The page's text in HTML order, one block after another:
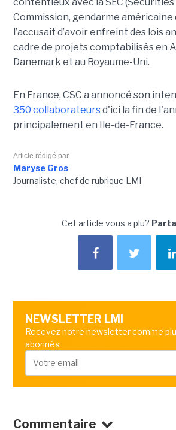
contentieux avec la SEC
Commission, gendarme américaine
l’accusait d’avoir enfreint des lois
cadre de projets comptabilisés en
Danemark et au Royaume-Uni.
En France, CSC a annoncé son
350 collaborateursd'ici la fin de
principalement en Ile-de-France.
Article rédigé par
Maryse Gros
Journaliste, chef de rubrique LMI
Cet article vous a plu?
NEWSLETTER LMI
Recevez notre newsletter comme
abonnés
Commentaire